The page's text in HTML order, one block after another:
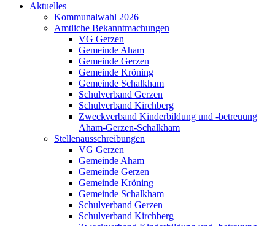
Aktuelles
Kommunalwahl 2026
Amtliche Bekanntmachungen
VG Gerzen
Gemeinde Aham
Gemeinde Gerzen
Gemeinde Kröning
Gemeinde Schalkham
Schulverband Gerzen
Schulverband Kirchberg
Zweckverband Kinderbildung und -betreuung
Aham-Gerzen-Schalkham
Stellenausschreibungen
VG Gerzen
Gemeinde Aham
Gemeinde Gerzen
Gemeinde Kröning
Gemeinde Schalkham
Schulverband Gerzen
Schulverband Kirchberg